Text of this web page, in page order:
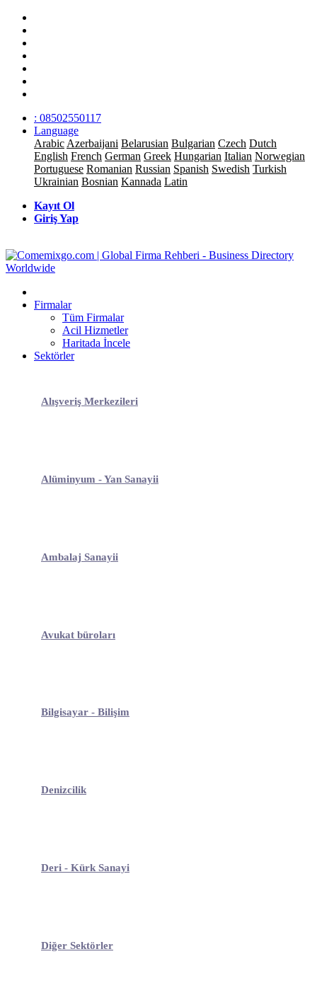
: 08502550117
Language
Arabic Azerbaijani Belarusian Bulgarian Czech Dutch
English French German Greek Hungarian Italian Norwegian
Portuguese Romanian Russian Spanish Swedish Turkish
Ukrainian Bosnian Kannada Latin
Kayıt Ol
Giriş Yap
Firmalar
Tüm Firmalar
Acil Hizmetler
Haritada İncele
Sektörler
Alışveriş Merkezileri
Alüminyum - Yan Sanayii
Ambalaj Sanayii
Avukat büroları
Bilgisayar - Bilişim
Denizcilik
Deri - Kürk Sanayi
Diğer Sektörler